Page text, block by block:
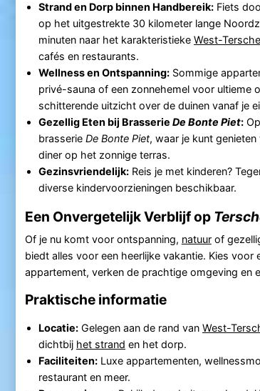
Strand en Dorp binnen Handbereik:Fiets
op het uitgestrekte 30 kilometer lange
minuten naar het karakteristieke West-
cafés en restaurants.
Wellness en Ontspanning:Sommige
privé-sauna of een zonnehemel voor ultieme
schitterende uitzicht over de duinen vanaf je
Gezellig Eten bij Brasserie De Bonte Piet:
brasserie De Bonte Piet, waar je kunt
diner op het zonnige terras.
Gezinsvriendelijk:Reis je met kinderen?
diverse kindervoorzieningen beschikbaar.
Een Onvergetelijk Verblijf op
Of je nu komt voor ontspanning, natuurof
biedt alles voor een heerlijke vakantie. Kies voor
appartement, verken de prachtige omgeving en
Praktische informatie
Locatie:Gelegen aan de rand van West-
dichtbij het strand en het dorp.
Faciliteiten:Luxe appartementen,
restaurant en meer.